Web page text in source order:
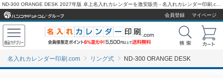
会員登録
マイページ
名入れカレンダー印刷.com リング式 ND-300 ORANGE DESK